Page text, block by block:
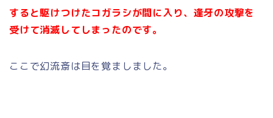
すると駆けつけたコガラシが間に入り、逢牙の攻撃を
受けて消滅してしまったのです。
ここで幻流斎は目を覚ましました。